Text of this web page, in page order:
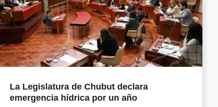
La Legislatura de Chubut declara
emergencia hídrica por un año